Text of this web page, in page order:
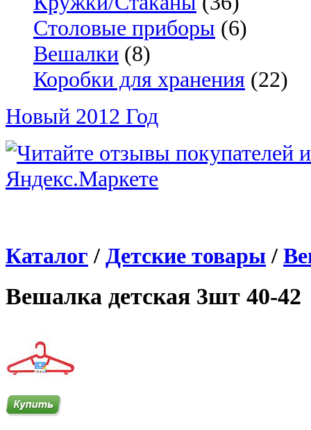
Столовые приборы (6)
Вешалки (8)
Коробки для хранения (22)
Новый 2012 Год
Каталог / Детские товары /
Вешалка детская 3шт 40-42